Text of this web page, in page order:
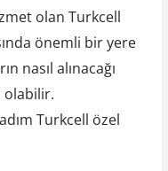
olan Turkcell
önemli bir yere
nasıl alınacağı
olabilir.
Turkcell özel